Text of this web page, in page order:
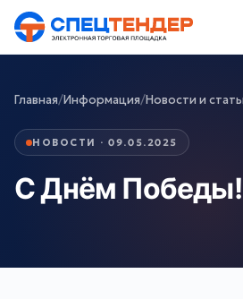
Главная/Информация/Новости и
НОВОСТИ · 09.05.2025
С Днём Победы!